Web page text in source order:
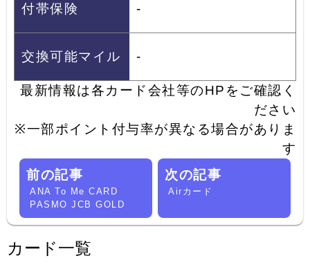
付帯保険 -
交換可能マイル -
最新情報は各カード会社等のHPをご確認く
ださい
※一部ポイント付与率が異なる場合がありま
す
前の記事
ANA To Me CARD
PASMO JCB GOLD
次の記事
Airカード
カード一覧